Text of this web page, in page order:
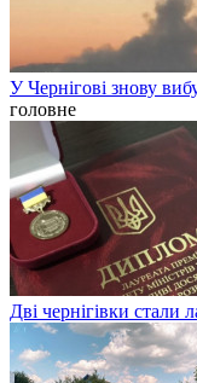
У Чернігові знову
головне
Дві чернігівки стали